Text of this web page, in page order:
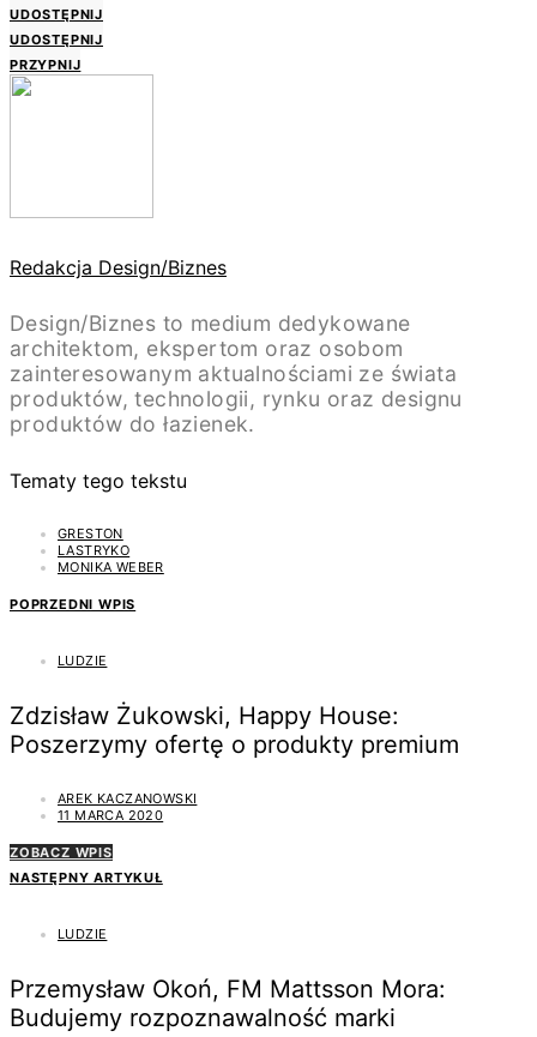
UDOSTĘPNIJ
UDOSTĘPNIJ
PRZYPNIJ
Redakcja Design/Biznes
Design/Biznes to medium dedykowane
architektom, ekspertom oraz osobom
zainteresowanym aktualnościami ze świata
produktów, technologii, rynku oraz designu
produktów do łazienek.
Tematy tego tekstu
GRESTON
LASTRYKO
MONIKA WEBER
POPRZEDNI WPIS
LUDZIE
Zdzisław Żukowski, Happy House:
Poszerzymy ofertę o produkty premium
AREK KACZANOWSKI
11 MARCA 2020
ZOBACZ WPIS
NASTĘPNY ARTYKUŁ
LUDZIE
Przemysław Okoń, FM Mattsson Mora:
Budujemy rozpoznawalność marki